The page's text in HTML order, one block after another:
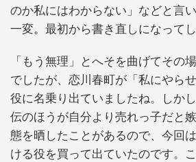
のか私にはわからない」などと言
一変。最初から書き直しになってし
「もう無理」とへそを曲げてその
でしたが、恋川春町が「私にやら
役に名乗り出ていましたね。しか
伝のほうが自分より売れっ子だと
態を晒したことがあるので、今回
ける役を買って出ていたのです。